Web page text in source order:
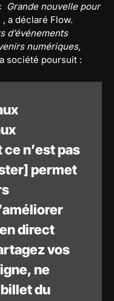
Grande nouvelle pour
a déclaré Flow.
d’événements
numériques,
société poursuit :
n’est pas
permet
direct
vos
ne
du